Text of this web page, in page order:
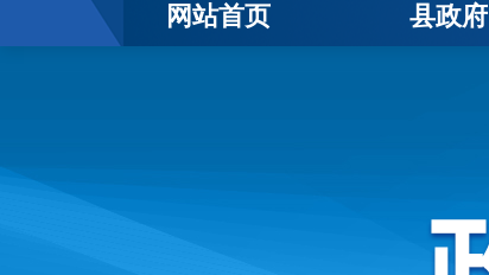
网站首页 县政府